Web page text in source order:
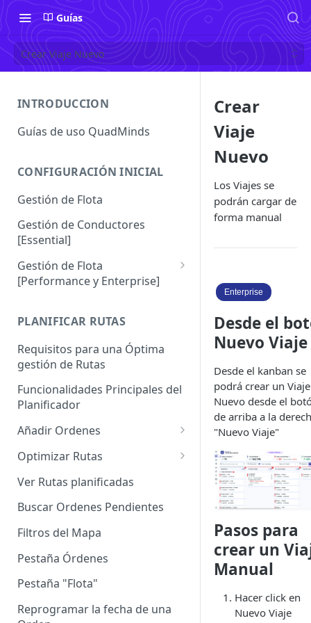
Guías
Crear Viaje Nuevo
INTRODUCCION
Guías de uso QuadMinds
CONFIGURACIÓN INICIAL
Gestión de Flota
Gestión de Conductores
[Essential]
Gestión de Flota
[Performance y Enterprise]
Enterprise]
Vehículos
Agrupación de dispositivos
Asignación de dispositivos a
usuarios
PLANIFICAR RUTAS
Requisitos para una Óptima
gestión de Rutas
Funcionalidades Principales del
Planificador
Añadir Ordenes
Definición de una Orden
Añadir de forma manual
Añadir con el archivo standard
Añadir con Plantilla propia
Añadir con la plantilla
Añadir desde Tiendas e-
Optimizar Rutas
¿Cómo Saber si mi ruta está
optimizada?
Variables para optimizar las
Rutas
Definir la Ventana Horaria de
Ver Rutas planificadas
Buscar Ordenes Pendientes
Filtros del Mapa
Pestaña Órdenes
Pestaña "Flota"
Reprogramar la fecha de una
Crear
Viaje
Nuevo
Los Viajes se
podrán cargar de
forma manual
Enterprise
Desde el
Nuevo Viaje
Desde el kanban se
podrá crear un Viaje
Nuevo desde el
de arriba a la
"Nuevo Viaje"
Pasos para
crear un
Manual
Hacer click en
Nuevo Viaje